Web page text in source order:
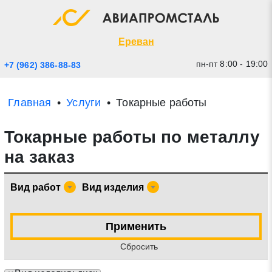
Ереван
+7 (962) 386-88-83 пн-пт 8:00 - 19:00
Главная Услуги Токарные работы
Токарные работы по металлу
на заказ
Вид работ Вид изделия
Применить
Cбросить
Экспресс заявка
Прикрепить файл (до 20 mb)
Отправить заявку